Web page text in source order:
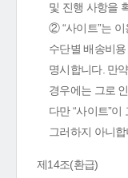
및 진행 사항을
② “사이트”는 이
수단별 배송비
명시합니다. 만
경우에는 그로
다만 “사이트”
그러하지 아니합
제14조(환급)